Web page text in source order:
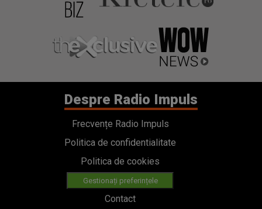
Despre Radio Impuls
Frecvențe Radio Impuls
Politica de confidentialitate
Politica de cookies
Gestionați preferințele
Contact